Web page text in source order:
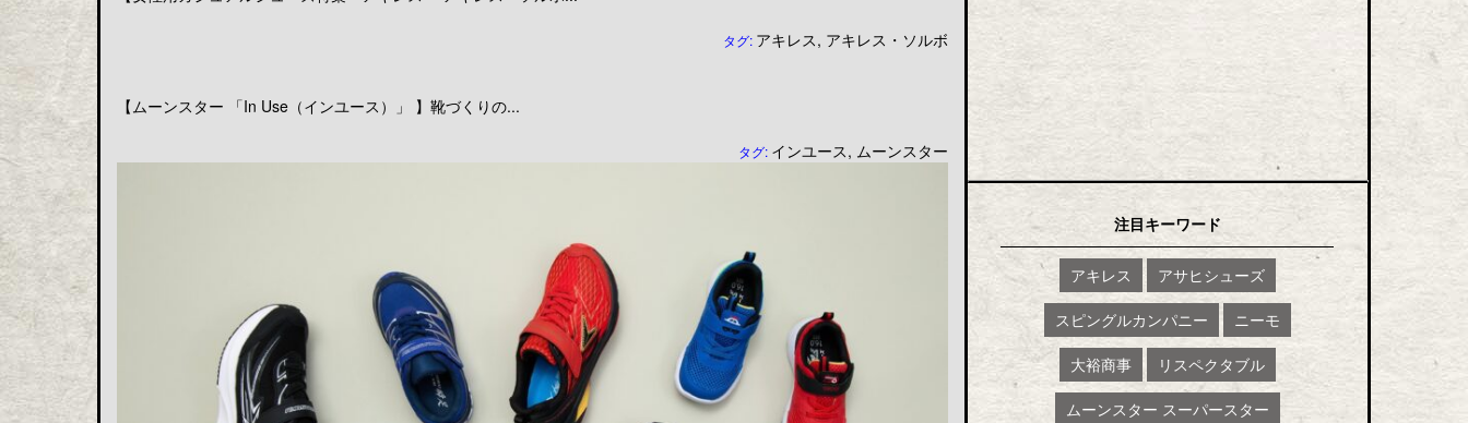
タグ: アキレス, アキレス・ソルボ
【ムーンスター 「In Use（インユース）」 】靴づくりの...
タグ: インユース, ムーンスター
注目キーワード
アキレス アサヒシューズ
スピングルカンパニー ニーモ
大裕商事 リスペクタブル
ムーンスター スーパースター